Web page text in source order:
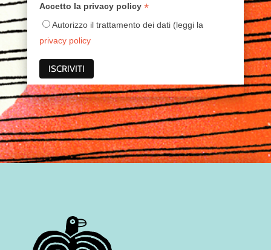
Accetto la privacy policy *
Autorizzo il trattamento dei dati (leggi la
privacy policy